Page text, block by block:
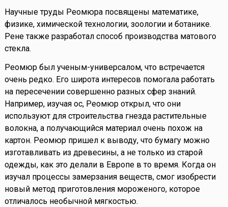
Научные труды Реомюра посвящены математике,
физике, химической технологии, зоологии и ботанике.
Рене также разработал способ производства матового
стекла.
Реомюр был ученым-универсалом, что встречается
очень редко. Его широта интересов помогала работать
на пересечении совершенно разных сфер знаний.
Например, изучая ос, Реомюр открыл, что они
используют для строительства гнезда растительные
волокна, а получающийся материал очень похож на
картон. Реомюр пришел к выводу, что бумагу можно
изготавливать из древесины, а не только из старой
одежды, как это делали в Европе в то время. Когда он
изучал процессы замерзания веществ, смог изобрести
новый метод приготовления мороженого, которое
отличалось необычной мягкостью.